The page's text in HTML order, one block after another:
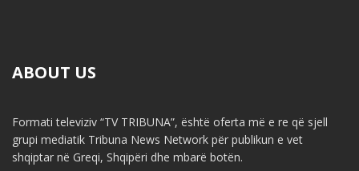
ABOUT US
Formati televiziv “TV TRIBUNA”, është oferta më e re që sjell
grupi mediatik Tribuna News Network për publikun e vet
shqiptar në Greqi, Shqipëri dhe mbarë botën.